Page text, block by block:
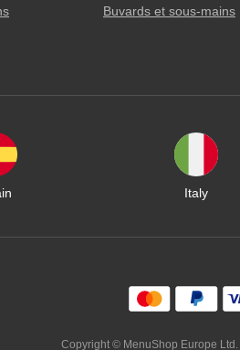
Buvards et sous-mains
Italy
Copyright © MenuShop Europe